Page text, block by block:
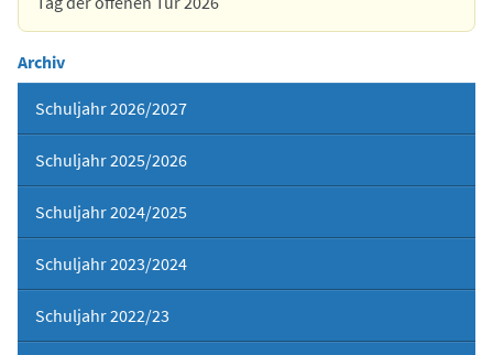
Archiv
Schuljahr 2026/2027
Schuljahr 2025/2026
Schuljahr 2024/2025
Schuljahr 2023/2024
Schuljahr 2022/23